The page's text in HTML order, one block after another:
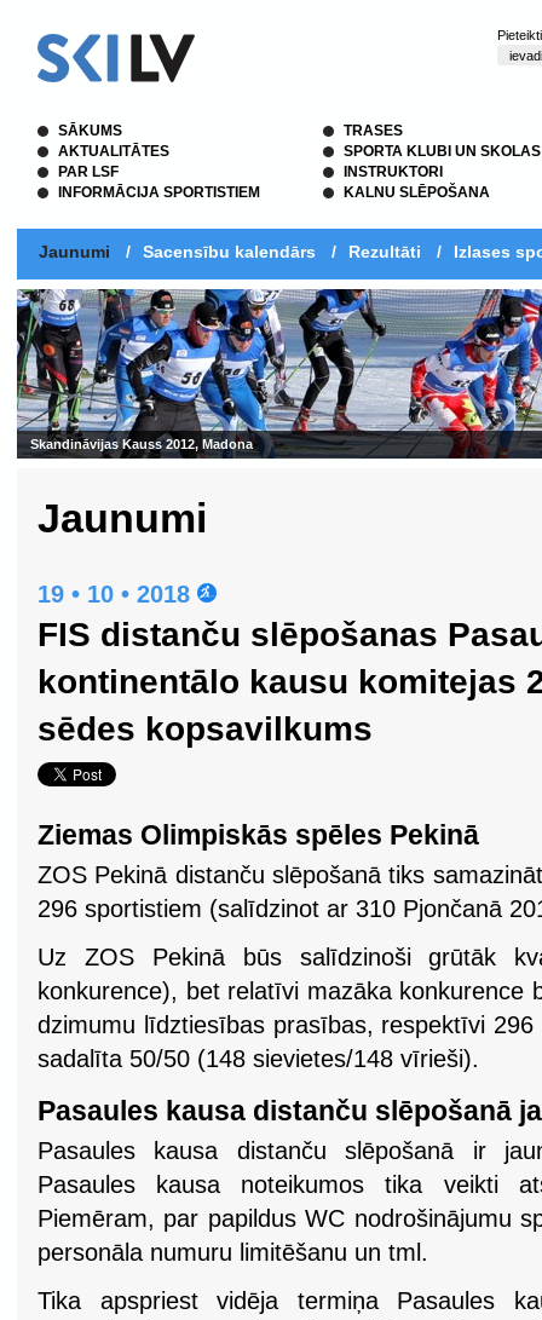
SĀKUMS
AKTUALITĀTES
PAR LSF
INFORMĀCIJA SPORTISTIEM
TRASES
SPORTA KLUBI UN SKOLAS
INSTRUKTORI
KALNU SLĒPOŠANA
Jaunumi / Sacensību kalendārs / Rezultāti / Izlases
Skandināvijas Kauss 2012, Madona
Jaunumi
19 • 10 • 2018
FIS distanču slēpošanas
kontinentālo kausu komitejas
sēdes kopsavilkums
Ziemas Olimpiskās spēles Pekinā
ZOS Pekinā distanču slēpošanā tiks
296 sportistiem (salīdzinot ar 310 Pjončanā
Uz ZOS Pekinā būs salīdzinoši grūtāk
konkurence), bet relatīvi mazāka konkurence
dzimumu līdztiesības prasības, respektīvi
sadalīta 50/50 (148 sievietes/148 vīrieši).
Pasaules kausa distanču slēpošanā
Pasaules kausa distanču slēpošanā ir
Pasaules kausa noteikumos tika veikti
Piemēram, par papildus WC nodrošinājumu
personāla numuru limitēšanu un tml.
Tika apspriest vidēja termiņa Pasaules